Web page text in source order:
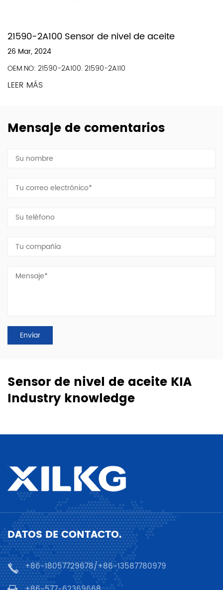
21590-2A100 Sensor de nivel de aceite
26 Mar, 2024
OEM.NO: 21590-2A100. 21590-2A110
LEER MÁS
Mensaje de comentarios
Sensor de nivel de aceite KIA
Industry knowledge
DATOS DE CONTACTO.
+86-18057729678/+86-13587780979